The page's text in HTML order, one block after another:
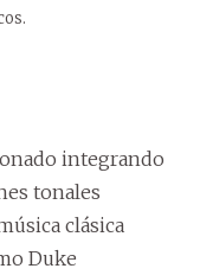
integrando
tonales
clásica
Duke